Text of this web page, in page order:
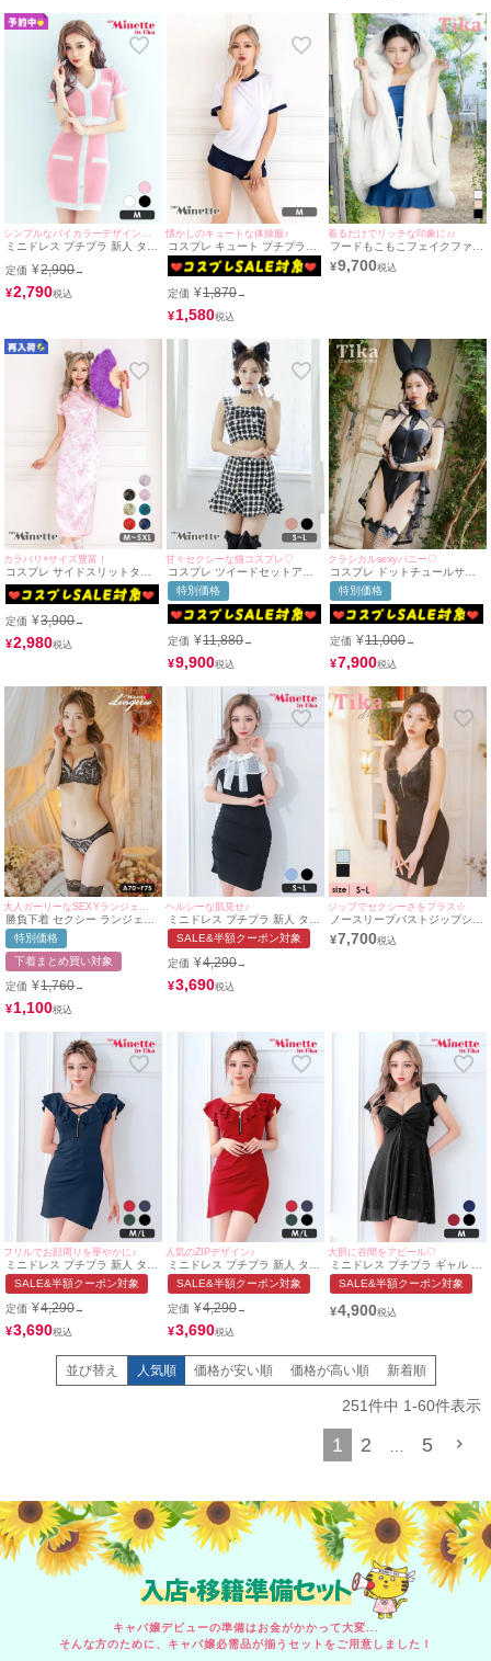
ミニドレス プチプラ 新人 タイ
ク ウエストライン Vネック フ
いせい着用/Mサイズ対応) |
定価 ¥2,990→
¥2,790
懐かしのキュートな体操服♪
コスプレ キュート プチプラス
クールガーリー体操服 [2点セ
ット] (トップス/ボトムス)
定価 ¥1,870→
¥1,580
着るだけでリッチな印象に♪♪
フードもこもこフェイクファー
デザイン大判ケープショール
(せいせい/羽織り着用)
¥9,700
カラバリ×サイズ豊富！
コスプレ サイドスリットタイ
トロングプチプラセクシーチャ
イナドレス [1点セット] (チャイ
ナ服)(S～XXXXXL)
定価 ¥3,900→
¥2,980
甘々セクシーな猫コスプレ♡
コスプレ ツイードセットアッ
プへそ出し千鳥柄フレアスカー
トガーリー猫アニマル [4点セ
ット] (トップス/スカート/カチ
ューシャ/チョーカー)(S～L)
特別価格
定価 ¥11,880→
¥9,900
クラシカルsexyバニー♡
コスプレ ドットチュールサイ
ドレースアップセクシーハイレ
グペアバニー [5点セット] (ワン
ピース/カチューシャ/グローブ/
ラップスカート/ニーハイソッ
特別価格
定価 ¥11,000→
¥7,900
勝負下着 セクシー ランジェリ
ー スカラップリーフ刺繍レー
スソフトワイヤーブラ＆シアー
ショーツ2点セット
特別価格
下着まとめ買い対象
定価 ¥1,760→
¥1,100
ヘルシーな肌見せ♪
ミニドレス プチプラ 新人 タイ
ト オフショル キャミソール シ
アー 低身長 胸元隠し リボン
シフォン ガーリー 黒 キャバド
レス (せいせい着用/S~Lサイズ)
| myMinette/マイミネット
SALE&半額クーポン対象
定価 ¥4,290→
¥3,690
ジップでセクシーさをプラス☆
ノースリーブバストジップシー
スルーフラワー刺繍切り替えス
トレッチサイドスリットタイト
¥7,700
フリルでお顔周りを華やかに♪
ミニドレス プチプラ 新人 タイ
ト 半袖 低身長 谷間 フリル袖
ネイビー キャバドレス (せいせ
い着用/M~Lサイズ対応) |
myMinette/マイミネット
SALE&半額クーポン対象
定価 ¥4,290→
¥3,690
人気のZIPデザイン♪
ミニドレス プチプラ 新人 タイ
ト ジップ セクシー ラウンジ
谷間 低身長 赤 キャバドレス
(せいせい着用/M~Lサイズ対応)
| myMinette/マイミネット
SALE&半額クーポン対象
定価 ¥4,290→
¥3,690
大胆に谷間をアピール♡
ミニドレス プチプラ ギャル ワ
ンピース フレア セクシー キラ
キラ 半袖 シアー シアー袖 低
キャバドレス (せいせい着用/M
SALE&半額クーポン対象
¥4,900
並び替え 人気順 価格が安い順 価格が高い順 新着順
251件中 1-60件表示
1 2 5
入店・移籍準備セット
キャバ嬢デビューの準備はお金がかかって大変...
そんな方のために、キャバ嬢必需品が揃うセットをご用意しました！